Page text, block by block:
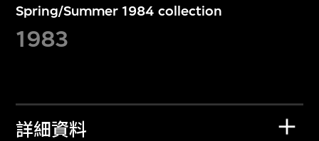
Spring/Summer 1984 collection
1983
詳細資料